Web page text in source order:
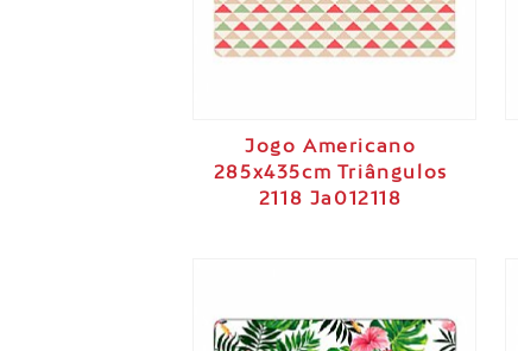
Jogo Americano
285x435cm Triângulos
2118 Ja012118